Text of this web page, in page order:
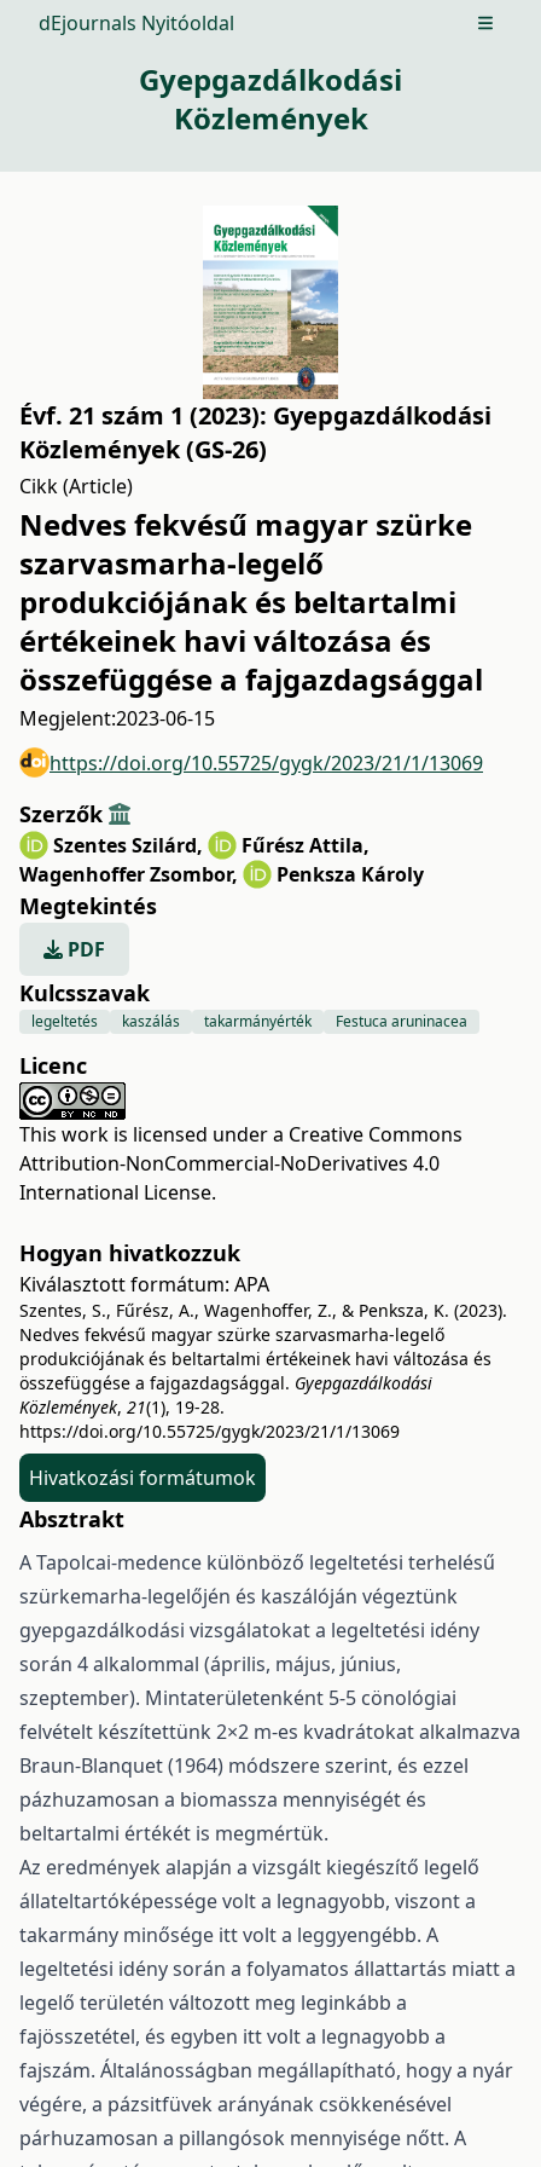
dEjournals Nyitóoldal Open
Gyepgazdálkodási
Közlemények
Évf. 21 szám 1 (2023): Gyepgazdálkodási
Közlemények (GS-26)
Cikk (Article)
Nedves fekvésű magyar szürke
szarvasmarha-legelő
produkciójának és beltartalmi
értékeinek havi változása és
összefüggése a fajgazdagsággal
Megjelent:2023-06-15
https://doi.org/10.55725/gygk/2023/21/1/13069
Szerzők
Szentes Szilárd, Fűrész Attila,
Wagenhoffer Zsombor, Penksza Károly
Megtekintés
PDF
Kulcsszavak
legeltetés kaszálás takarmányérték Festuca aruninacea
Licenc
This work is licensed under a Creative Commons
Attribution-NonCommercial-NoDerivatives 4.0
International License.
Hogyan hivatkozzuk
Kiválasztott formátum: APA
Szentes, S., Fűrész, A., Wagenhoffer, Z., & Penksza, K. (2023).
Nedves fekvésű magyar szürke szarvasmarha-legelő
produkciójának és beltartalmi értékeinek havi változása és
összefüggése a fajgazdagsággal. Gyepgazdálkodási
Közlemények, 21(1), 19-28.
https://doi.org/10.55725/gygk/2023/21/1/13069
Hivatkozási formátumok
Absztrakt
A Tapolcai-medence különböző legeltetési terhelésű
szürkemarha-legelőjén és kaszálóján végeztünk
gyepgazdálkodási vizsgálatokat a legeltetési idény
során 4 alkalommal (április, május, június,
szeptember). Mintaterületenként 5-5 cönológiai
felvételt készítettünk 2×2 m-es kvadrátokat alkalmazva
Braun-Blanquet (1964) módszere szerint, és ezzel
pázhuzamosan a biomassza mennyiségét és
beltartalmi értékét is megmértük.
Az eredmények alapján a vizsgált kiegészítő legelő
állateltartóképessége volt a legnagyobb, viszont a
takarmány minősége itt volt a leggyengébb. A
legeltetési idény során a folyamatos állattartás miatt a
legelő területén változott meg leginkább a
fajösszetétel, és egyben itt volt a legnagyobb a
fajszám. Általánosságban megállapítható, hogy a nyár
végére, a pázsitfüvek arányának csökkenésével
párhuzamosan a pillangósok mennyisége nőtt. A